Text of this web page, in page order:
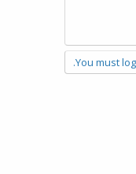
You must